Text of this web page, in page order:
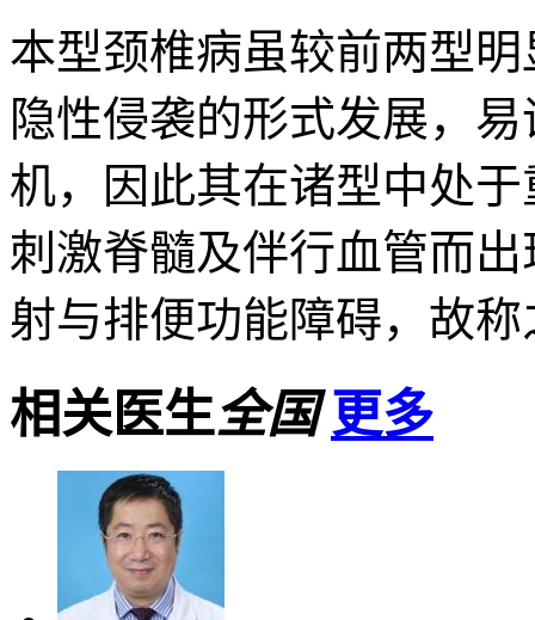
本型颈椎病虽较前两型
隐性侵袭的形式发展，
机，因此其在诸型中处
刺激脊髓及伴行血管而
射与排便功能障碍，故
相关医生全国 更多